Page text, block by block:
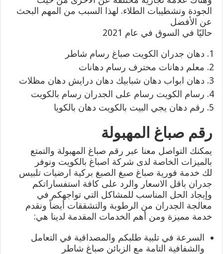
الجودة وتشطيبات الطلاء. لهذا السبب من المهم البحث
عن الأفضل
حاليًا في السوق في عام 2021
دهان جدران الكويت صباغ رسام شاطر
معلم دهانات محترف رسام دهانات
دهان ابواب دهان شبابيك دهان درايش دهان مظلات
رسام الكويت رسام على الجدران رسام بالكويت
رقم دهان يجي البيت بالكويت دهان بالكويا
رقم صباغ المهبولة
يمكنك التواصل معنا عبر رقم صباغ المهبولة والتمتع
بالميزات الخاصة لدى شركة اصباغ بالكويت ونوفر
لك خدمة فورية صباغ صبغ الصبغ بركية ارضيات تلبيس
جدران باقل الاسعار والرد على كافة استفساراتكم
وإيجاد الحل المناسب للمشاكل التي تواجهكم في
معالجة الجدران من الرطوبة والتشققات أيضاً ونقدم
خدمة مميزة ومن أهم الخدمات المقدمة لدينا هي:
السرعة في تلبية طلبكم والمصداقية في التعامل
والشفافية التامة مع الزبائن صباغ شاطر